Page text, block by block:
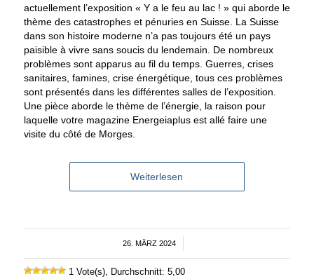
actuellement l’exposition « Y a le feu au lac ! » qui aborde le
thème des catastrophes et pénuries en Suisse. La Suisse
dans son histoire moderne n’a pas toujours été un pays
paisible à vivre sans soucis du lendemain. De nombreux
problèmes sont apparus au fil du temps. Guerres, crises
sanitaires, famines, crise énergétique, tous ces problèmes
sont présentés dans les différentes salles de l’exposition.
Une pièce aborde le thème de l’énergie, la raison pour
laquelle votre magazine Energeiaplus est allé faire une
visite du côté de Morges.
Weiterlesen
26. MÄRZ 2024
/
1 Vote(s), Durchschnitt: 5,00